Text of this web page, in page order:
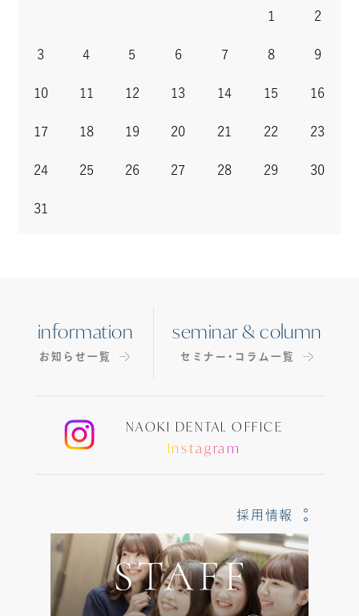
1 2
3 4 5 6 7 8 9
10 11 12 13 14 15 16
17 18 19 20 21 22 23
24 25 26 27 28 29 30
31
information
お知らせ一覧
seminar & column
セミナー・コラム一覧
NAOKI DENTAL OFFICE
Instagram
採用情報